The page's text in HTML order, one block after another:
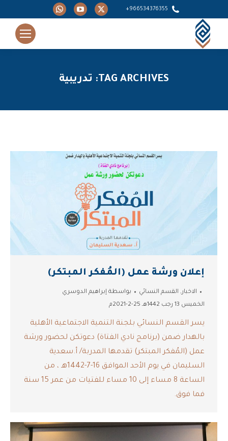
966534376355+
X
in
window
YouTube
in
window
Whatsapp
opens
in
TAG ARCHIVES: تدريبية
إعلان ورشة عمل (المُفكر المبتكر)
الاخبار , القسم النسائي بواسطة إبراهيم الدوسري
الخميس 13 رجب 1442هـ 25-2-2021م
يسر القسم النسائي بلجنة التنمية الاجتماعية الأهلية
بالهدار ضمن (برنامج نادي الفتاة) دعوتكن لحضور ورشة
عمل (المُفكر المبتكر) تقدمها المدربة/ أ.سعدية
السليمان في يوم الأحد الموافق 16-7-1442هـ ، من
الساعة 8 مساء إلى 10 مساء للفتيات من عمر 15 سنة
فما فوق.